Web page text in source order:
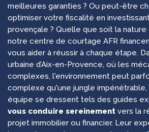
meilleures garanties ? Ou peut-être
optimiser votre fiscalité en
provençale ? Quelle que soit la
notre centre de courtage AFR
vous aider à réussir à chaque étape.
urbaine d’Aix-en-Provence, où les
complexes, l'environnement peut
complexe qu'une jungle impénétrable,
équipe se dressent tels des guides
vous conduire sereinement vers la
projet immobilier ou financier. Leur